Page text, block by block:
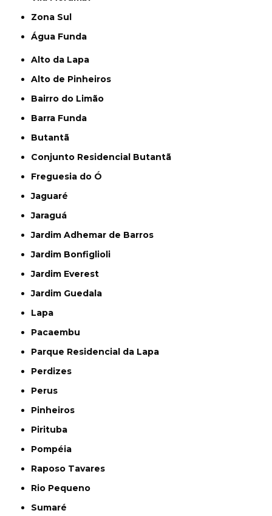
Zona Sul
Água Funda
Alto da Lapa
Alto de Pinheiros
Bairro do Limão
Barra Funda
Butantã
Conjunto Residencial Butantã
Freguesia do Ó
Jaguaré
Jaraguá
Jardim Adhemar de Barros
Jardim Bonfiglioli
Jardim Everest
Jardim Guedala
Lapa
Pacaembu
Parque Residencial da Lapa
Perdizes
Perus
Pinheiros
Pirituba
Pompéia
Raposo Tavares
Rio Pequeno
Sumaré